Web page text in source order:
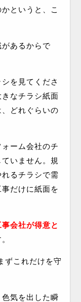
というと、こ
あるからで
を見てくださ
なチラシ紙面
どれぐらいの
ーム会社のチ
いません。規
るチラシで需
だけに紙面を
会社が得意と
ずこれだけを守
気を出した瞬